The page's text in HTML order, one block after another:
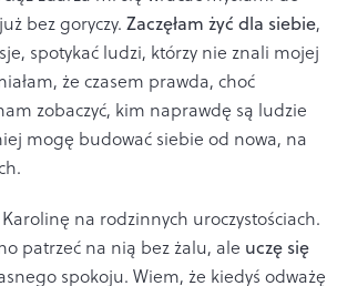
bez goryczy. Zaczęłam żyć dla siebie,
spotykać ludzi, którzy nie znali mojej
że czasem prawda, choć
zobaczyć, kim naprawdę są ludzie
mogę budować siebie od nowa, na
na rodzinnych uroczystościach.
patrzeć na nią bez żalu, ale uczę się
spokoju. Wiem, że kiedyś odważę